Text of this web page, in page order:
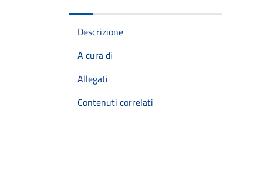
Descrizione
A cura di
Allegati
Contenuti correlati